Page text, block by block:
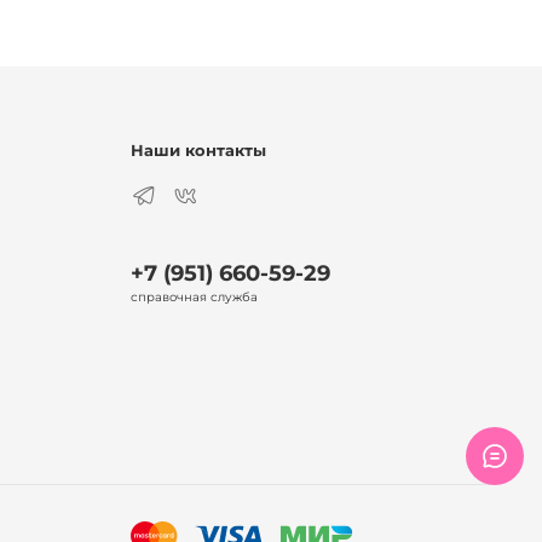
Наши контакты
+7 (951) 660-59-29
справочная служба